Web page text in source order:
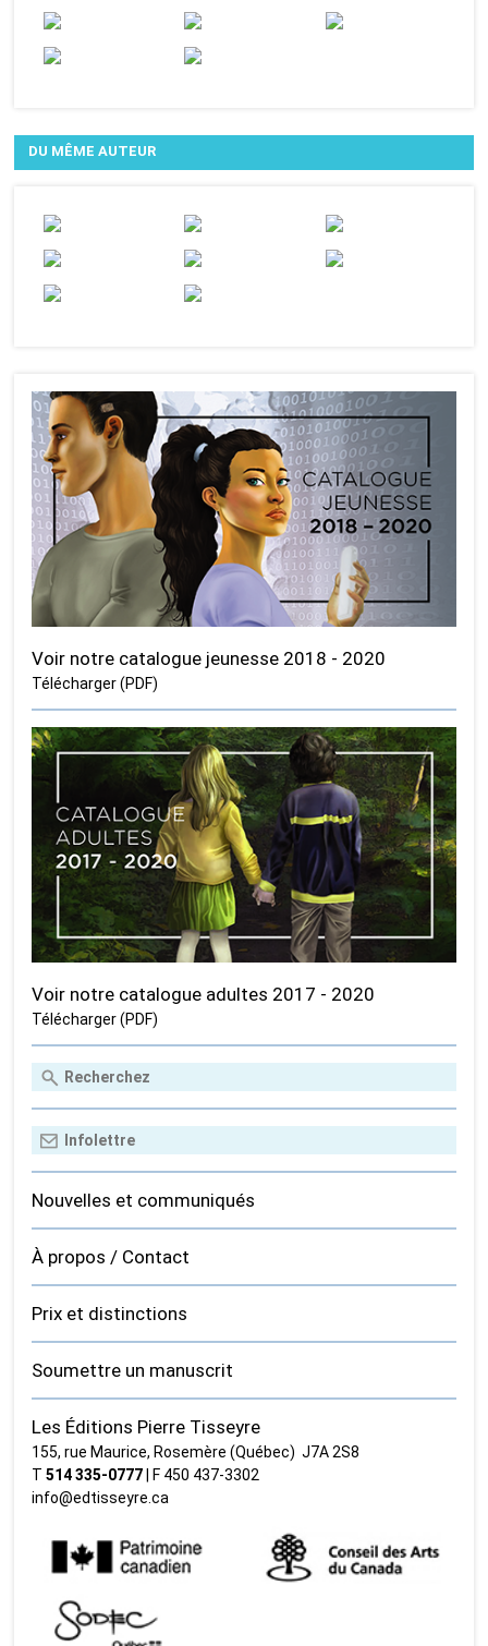
DU MÊME AUTEUR
Voir notre catalogue jeunesse 2018 - 2020
Télécharger (PDF)
Voir notre catalogue adultes 2017 - 2020
Télécharger (PDF)
Nouvelles et communiqués
À propos / Contact
Prix et distinctions
Soumettre un manuscrit
Les Éditions Pierre Tisseyre
155, rue Maurice, Rosemère (Québec) J7A 2S8
T514 335‑0777 | F 450 437‑3302
info@edtisseyre.ca